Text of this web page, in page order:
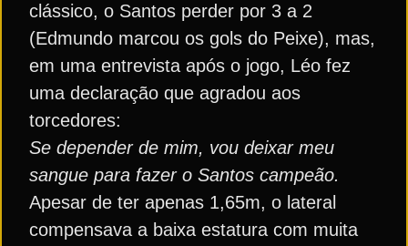
clássico, o Santos perder por 3 a 2
(Edmundo marcou os gols do Peixe), mas,
em uma entrevista após o jogo, Léo fez
uma declaração que agradou aos
torcedores:
Se depender de mim, vou deixar meu
sangue para fazer o Santos campeão.
Apesar de ter apenas 1,65m, o lateral
compensava a baixa estatura com muita